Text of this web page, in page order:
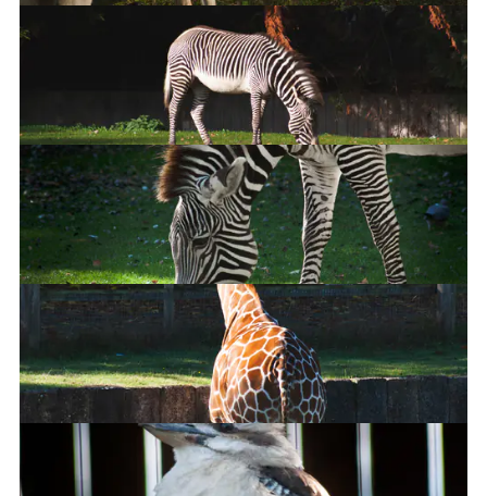
Kangaroo
Grevy's Zebra
Grevy's Zebra